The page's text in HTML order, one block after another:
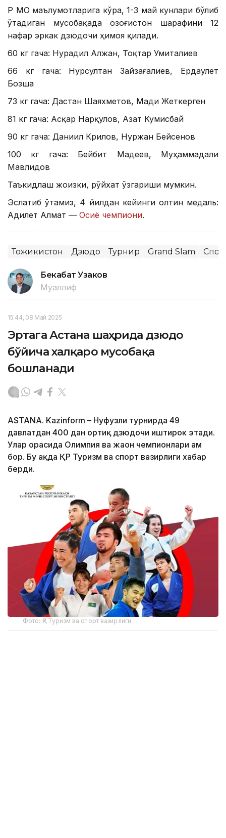
ҚР МОҚ маълумотларига кўра, 1-3 май кунлари бўлиб
ўтадиган мусобақада Қозоғистон шарафини 12
нафар эркак дзюдочи ҳимоя қилади.
60 кг гача: Нурадил Алжан, Тоқтар Умиталиев
66 кг гача: Нурсултан Зайзағалиев, Ердаулет
Бозша
73 кг гача: Дастан Шаяхметов, Мади Жеткерген
81 кг гача: Асқар Нарқулов, Азат Кумисбай
90 кг гача: Даниил Крилов, Нуржан Бейсенов
100 кг гача: Бейбит Мадеев, Муҳаммадали
Мавлидов
Таъкидлаш жоизки, рўйхат ўзгариши мумкин.
Эслатиб ўтамиз, 4 йилдан кейинги олтин медаль:
Адилет Алмат — Осиё чемпиони.
Тожикистон Дзюдо Турнир Grand Slam
Бекабат Узаков
Муаллиф
15:44, 08 Май 2025
Эртага Астана шаҳрида дзюдо
бўйича халқаро мусобақа
бошланади
ASTANA. Kazinform – Нуфузли турнирда 49
давлатдан 400 дан ортиқ дзюдочи иштирок этади.
Улар орасида Олимпия ва жаҳон чемпионлари ҳам
бор. Бу ҳақда ҚР Туризм ва спорт вазирлиги хабар
берди.
Фото: ҚР Туризм ва спорт вазирлиги